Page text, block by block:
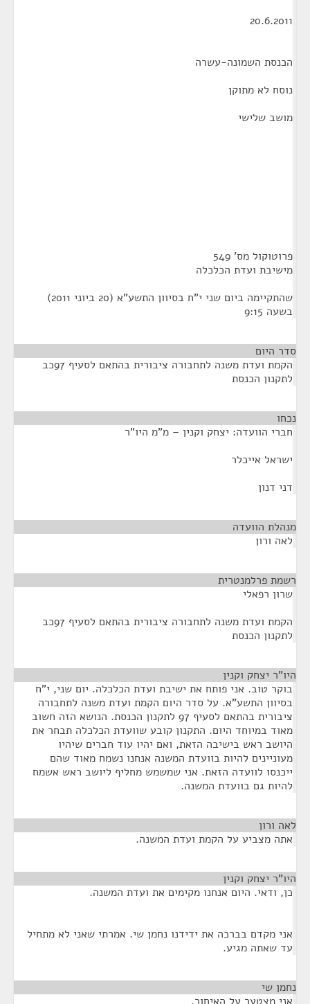
20.6.2011
הכנסת השמונה-עשרה
נוסח לא מתוקן
מושב שלישי
פרוטוקול מס' 549
מישיבת ועדת הכלכלה
שהתקיימה ביום שני י"ח בסיוון התשע"א (20 ביוני 2011)
בשעה 9:15
סדר היום
הקמת ועדת משנה לתחבורה ציבורית בהתאם לסעיף 97כב
לתקנון הכנסת
נכחו
חברי הוועדה: יצחק וקנין – מ"מ היו"ר
ישראל אייכלר
דני דנון
מנהלת הוועדה
לאה ורון
רשמת פרלמנטרית
שרון רפאלי
הקמת ועדת משנה לתחבורה ציבורית בהתאם לסעיף 97כב
לתקנון הכנסת
היו"ר יצחק וקנין
בוקר טוב. אני פותח את ישיבת ועדת הכלכלה. יום שני, י"ח
בסיוון התשע"א. על סדר היום הקמת ועדת משנה לתחבורה
ציבורית בהתאם לסעיף 97 לתקנון הכנסת. הנושא הזה חשוב
מאוד במיוחד היום. התקנון קובע שוועדת הכלכלה תבחר את
היושב ראש בישיבה הזאת, ואם יהיו עוד חברים שיהיו
מעוניינים להיות בוועדת המשנה אנחנו נשמח מאוד שהם
ייכנסו לוועדה הזאת. אני שמשמש מחליף ליושב ראש אשמח
להיות גם בוועדת המשנה.
לאה ורון
אתה מצביע על הקמת ועדת המשנה.
היו"ר יצחק וקנין
כן, ודאי. היום אנחנו מקימים את ועדת המשנה.
אני מקדם בברכה את ידידנו נחמן שי. אמרתי שאני לא מתחיל
עד שאתה מגיע.
נחמן שי